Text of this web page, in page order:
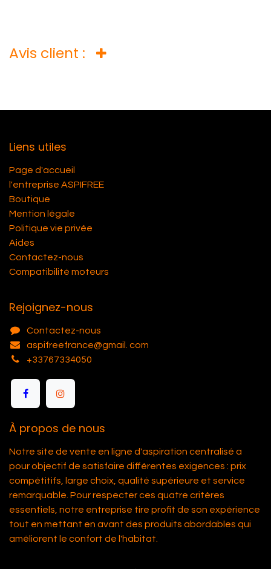
Avis client :
Liens utiles
Page d'accueil
l'entreprise ASPIFREE
Boutique
Mention légale
Politique vie privée
Aides
Contactez-nous
Compatibilité moteurs
Rejoignez-nous
Contactez-nous
aspifreefrance@gmail. com
+33767334050
À propos de nous
Notre site de vente en ligne d'aspiration centralisé a
pour objectif de satisfaire différentes exigences : prix
compétitifs, large choix, qualité supérieure et service
remarquable. Pour respecter ces quatre critères
essentiels, notre entreprise tire profit de son expérience
tout en mettant en avant des produits abordables qui
améliorent le confort de l'habitat.